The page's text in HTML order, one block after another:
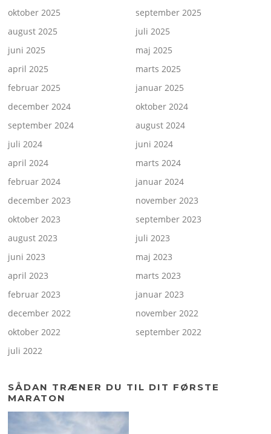
oktober 2025
september 2025
august 2025
juli 2025
juni 2025
maj 2025
april 2025
marts 2025
februar 2025
januar 2025
december 2024
oktober 2024
september 2024
august 2024
juli 2024
juni 2024
april 2024
marts 2024
februar 2024
januar 2024
december 2023
november 2023
oktober 2023
september 2023
august 2023
juli 2023
juni 2023
maj 2023
april 2023
marts 2023
februar 2023
januar 2023
december 2022
november 2022
oktober 2022
september 2022
juli 2022
SÅDAN TRÆNER DU TIL DIT FØRSTE
MARATON